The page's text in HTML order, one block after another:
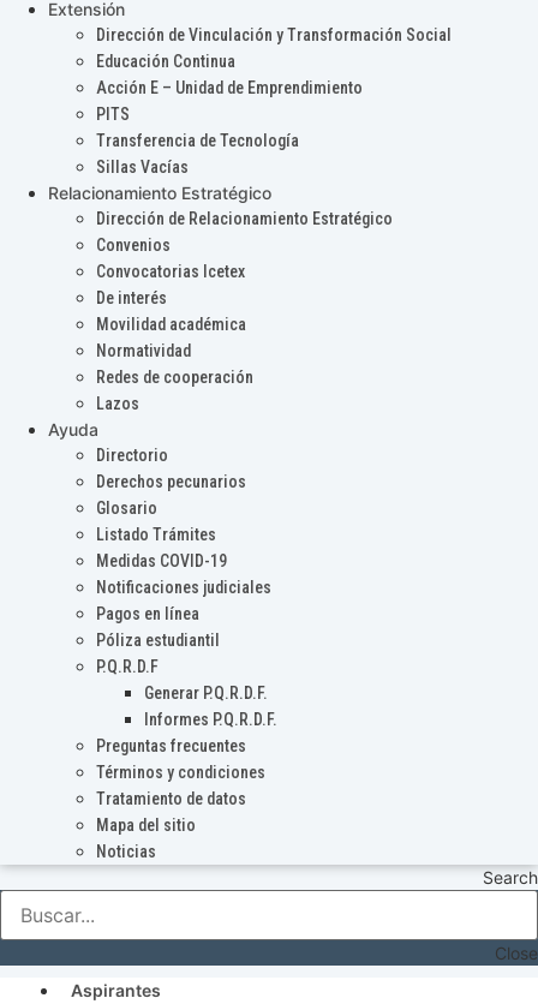
Extensión
Dirección de Vinculación y Transformación Social
Educación Continua
Acción E – Unidad de Emprendimiento
PITS
Transferencia de Tecnología
Sillas Vacías
Relacionamiento Estratégico
Dirección de Relacionamiento Estratégico
Convenios
Convocatorias Icetex
De interés
Movilidad académica
Normatividad
Redes de cooperación
Lazos
Ayuda
Directorio
Derechos pecunarios
Glosario
Listado Trámites
Medidas COVID-19
Notificaciones judiciales
Pagos en línea
Póliza estudiantil
P.Q.R.D.F
Generar P.Q.R.D.F.
Informes P.Q.R.D.F.
Preguntas frecuentes
Términos y condiciones
Tratamiento de datos
Mapa del sitio
Noticias
Search
Close
Aspirantes